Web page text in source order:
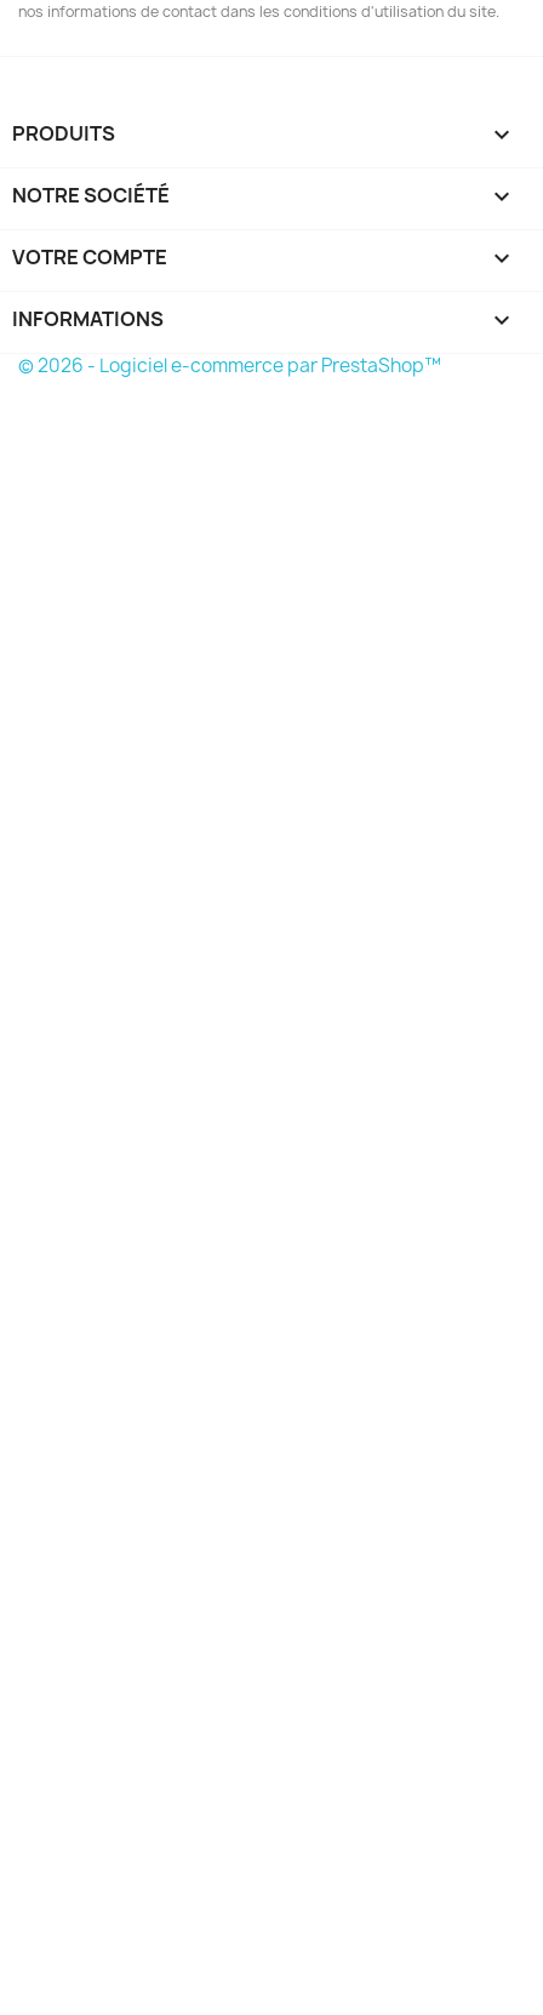
nos informations de contact dans les conditions d'utilisation du site.
PRODUITS 
NOTRE SOCIÉTÉ 
VOTRE COMPTE 
INFORMATIONS keyboard_arrow_down
© 2026 - Logiciel e-commerce par PrestaShop™